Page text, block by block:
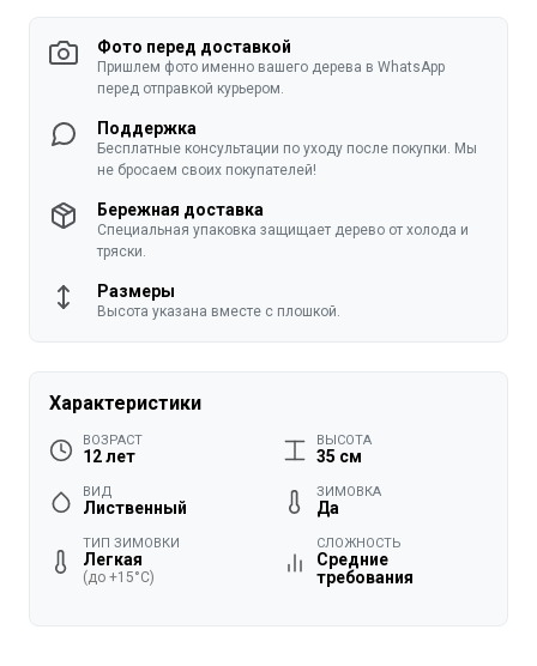
Фото перед доставкой
Пришлем фото именно вашего дерева в WhatsApp
перед отправкой курьером.
Поддержка
Бесплатные консультации по уходу после покупки. Мы
не бросаем своих покупателей!
Бережная доставка
Специальная упаковка защищает дерево от холода и
тряски.
Размеры
Высота указана вместе с плошкой.
Характеристики
ВОЗРАСТ
12 лет
ВЫСОТА
35 см
ВИД
Лиственный
ЗИМОВКА
Да
ТИП ЗИМОВКИ
Легкая
(до +15°C)
СЛОЖНОСТЬ
Средние
требования